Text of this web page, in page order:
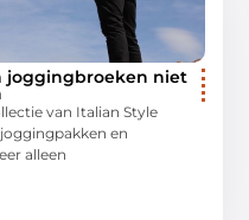
joggingbroeken niet
van Italian Style
en
alleen